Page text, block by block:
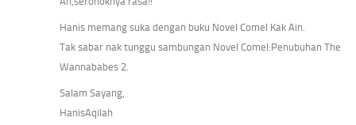
Hanis memang suka dengan buku Novel Comel Kak Ain.
Tak sabar nak tunggu sambungan Novel Comel:Penubuhan The
Wannababes 2.
Salam Sayang,
HanisAqilah